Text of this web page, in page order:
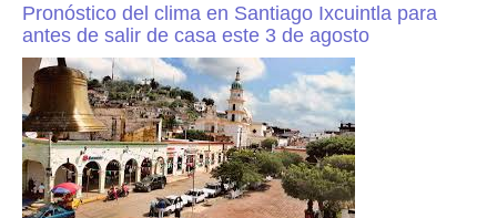
Pronóstico del clima en Santiago Ixcuintla para
antes de salir de casa este 3 de agosto